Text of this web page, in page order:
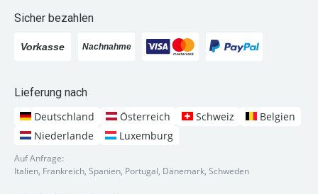
Sicher bezahlen
Lieferung nach
Deutschland
Österreich Schweiz
Belgien
Niederlande
Luxemburg
Auf Anfrage:
Italien, Frankreich, Spanien, Portugal, Dänemark, Schweden